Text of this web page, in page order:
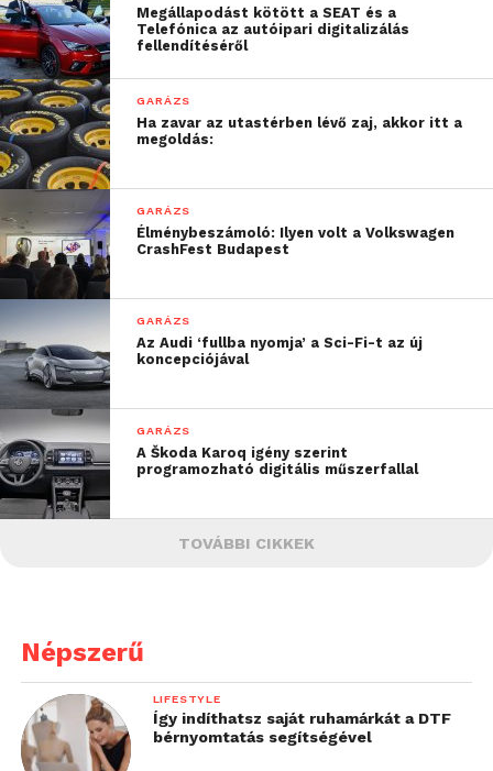
Megállapodást kötött a SEAT és a
Telefónica az autóipari digitalizálás
fellendítéséről
GARÁZS
Ha zavar az utastérben lévő zaj, akkor itt a
megoldás:
GARÁZS
Élménybeszámoló: Ilyen volt a Volkswagen
CrashFest Budapest
GARÁZS
Az Audi ‘fullba nyomja’ a Sci-Fi-t az új
koncepciójával
GARÁZS
A Škoda Karoq igény szerint
programozható digitális műszerfallal
TOVÁBBI CIKKEK
Népszerű
LIFESTYLE
Így indíthatsz saját ruhamárkát a DTF
bérnyomtatás segítségével